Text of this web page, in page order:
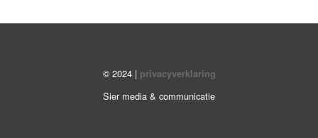
© 2024 | privacyverklaring
Sier media & communicatie